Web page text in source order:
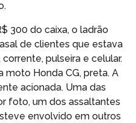
300 do caixa, o ladrão
de clientes que estava
pulseira e celular.
moto Honda CG, preta. A
acionada. Uma das
foto, um dos assaltantes
envolvido em outros